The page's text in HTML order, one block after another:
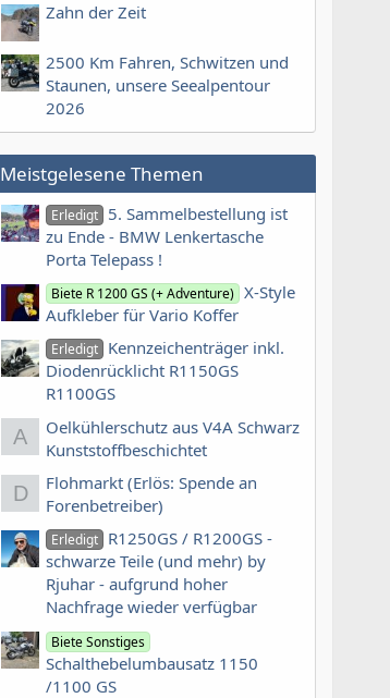
Zahn der Zeit
2500 Km Fahren, Schwitzen und
Staunen, unsere Seealpentour
2026
Meistgelesene Themen
Erledigt 5. Sammelbestellung ist
zu Ende - BMW Lenkertasche
Porta Telepass !
Biete R 1200 GS (+ Adventure) X-Style
Aufkleber für Vario Koffer
Erledigt Kennzeichenträger inkl.
Diodenrücklicht R1150GS
R1100GS
A
Oelkühlerschutz aus V4A Schwarz
Kunststoffbeschichtet
D
Flohmarkt (Erlös: Spende an
Forenbetreiber)
Erledigt R1250GS / R1200GS -
schwarze Teile (und mehr) by
Rjuhar - aufgrund hoher
Nachfrage wieder verfügbar
Biete Sonstiges
Schalthebelumbausatz 1150
/1100 GS